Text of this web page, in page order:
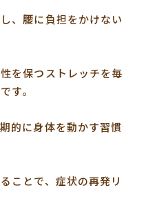
、腰に負担をかけない
を保つストレッチを毎
す。
的に身体を動かす習慣
ことで、症状の再発リ